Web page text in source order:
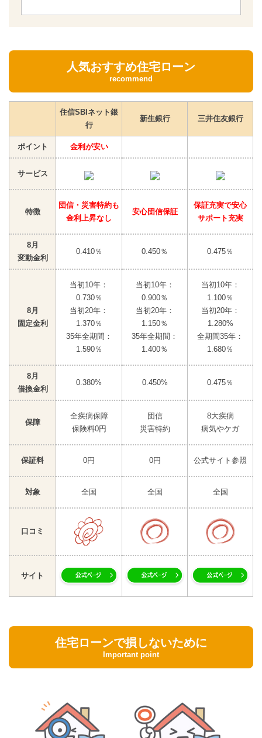
人気おすすめ住宅ローン
recommend
住信SBIネット銀
行
新生銀行 三井住友銀行
ポイント 金利が安い
サービス
特徴
団信・災害特約も
金利上昇なし
安心団信保証
保証充実で安心
サポート充実
8月
変動金利
0.410％ 0.450％ 0.475％
8月
固定金利
当初10年：
0.730％
当初20年：
1.370％
35年全期間：
1.590％
当初10年：
0.900％
当初20年：
1.150％
35年全期間：
1.400％
当初10年：
1.100％
当初20年：
1.280%
全期間35年：
1.680％
8月
借換金利
0.380% 0.450% 0.475％
保障
全疾病保障
保険料0円
団信
災害特約
8大疾病
病気やケガ
保証料 0円 0円 公式サイト参照
対象 全国 全国 全国
口コミ
サイト
住宅ローンで損しないために
Important point